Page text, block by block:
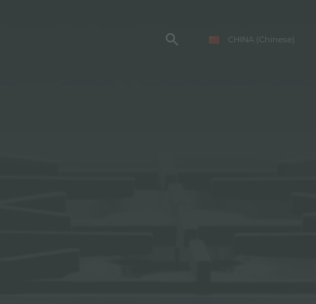
CHINA (Chinese)